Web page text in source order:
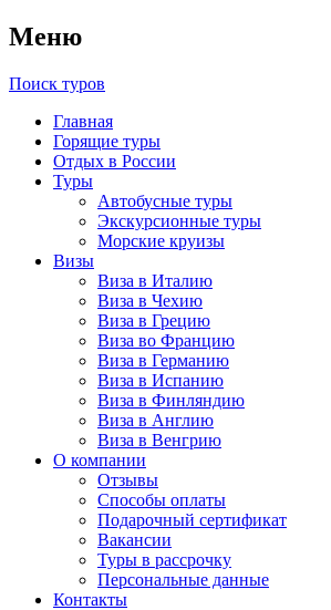
Меню
Поиск туров
Главная
Горящие туры
Отдых в России
Туры
Автобусные туры
Экскурсионные туры
Морские круизы
Визы
Виза в Италию
Виза в Чехию
Виза в Грецию
Виза во Францию
Виза в Германию
Виза в Испанию
Виза в Финляндию
Виза в Англию
Виза в Венгрию
О компании
Отзывы
Способы оплаты
Подарочный сертификат
Вакансии
Туры в рассрочку
Персональные данные
Контакты